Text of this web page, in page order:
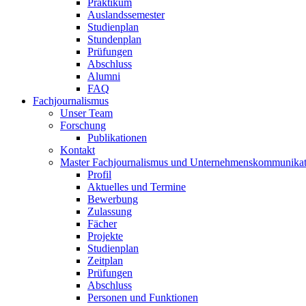
Praktikum
Auslandssemester
Studienplan
Stundenplan
Prüfungen
Abschluss
Alumni
FAQ
Fachjournalismus
Unser Team
Forschung
Publikationen
Kontakt
Master Fachjournalismus und
Profil
Aktuelles und Termine
Bewerbung
Zulassung
Fächer
Projekte
Studienplan
Zeitplan
Prüfungen
Abschluss
Personen und Funktionen